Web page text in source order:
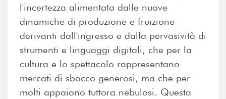
l'incertezza alimentata dalle nuove
dinamiche di produzione e fruizione
derivanti dall'ingresso e dalla pervasività di
strumenti e linguaggi digitali, che per la
cultura e lo spettacolo rappresentano
mercati di sbocco generosi, ma che per
molti appaiono tuttora nebulosi. Questa